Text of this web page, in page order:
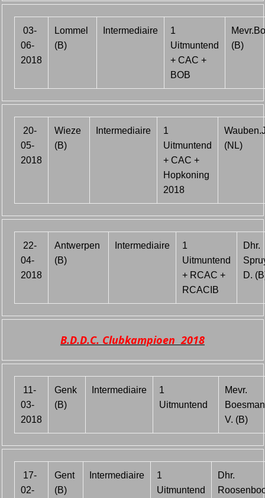
03-
06-
2018
Lommel
(B)
Intermediaire
1
Uitmuntend
+ CAC +
BOB
(B)
20-
05-
2018
Wieze
(B)
Intermediaire
1
Uitmuntend
+ CAC +
Hopkoning
2018
(NL)
22-
04-
2018
Antwerpen
(B)
Intermediaire
1
Uitmuntend
+ RCAC +
RCACIB
Dhr.
D.
B.D.D.C. Clubkampioen 2018
11-
03-
2018
Genk
(B)
Intermediaire
1
Uitmuntend
Mevr.
V. (B)
17-
02-
Gent
(B)
Intermediaire
1
Uitmuntend
Dhr.